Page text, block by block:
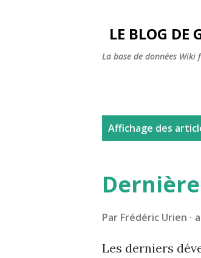
LE BLOG DE
La base de données Wiki
Affichage des
Par Frédéric Urien
Les derniers